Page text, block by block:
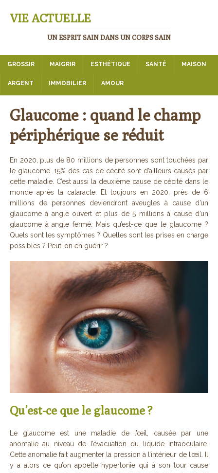
VIE ACTUELLE
UN ESPRIT SAIN DANS UN CORPS SAIN
GROSSIR MAIGRIR ESTHÉTIQUE SANTÉ MAISON
ARGENT IMMOBILIER AMOUR
Glaucome : quand le champ
périphérique se réduit
En 2020, plus de 80 millions de personnes sont touchées par
le glaucome. 15% des cas de cécité sont d’ailleurs causés par
cette maladie. C’est aussi la deuxième cause de cécité dans le
monde après la cataracte. Et toujours en 2020, près de 6
millions de personnes deviendront aveugles à cause d’un
glaucome à angle ouvert et plus de 5 millions à cause d’un
glaucome à angle fermé. Mais qu’est-ce que le glaucome ?
Quels sont les symptômes ? Quelles sont les prises en charge
possibles ? Peut-on en guérir ?
Qu’est-ce que le glaucome ?
Le glaucome est une maladie de l’œil, causée par une
anomalie au niveau de l’évacuation du liquide intraoculaire.
Cette anomalie fait augmenter la pression à l’intérieur de l’œil. Il
y a alors ce qu’on appelle hypertonie qui à son tour cause